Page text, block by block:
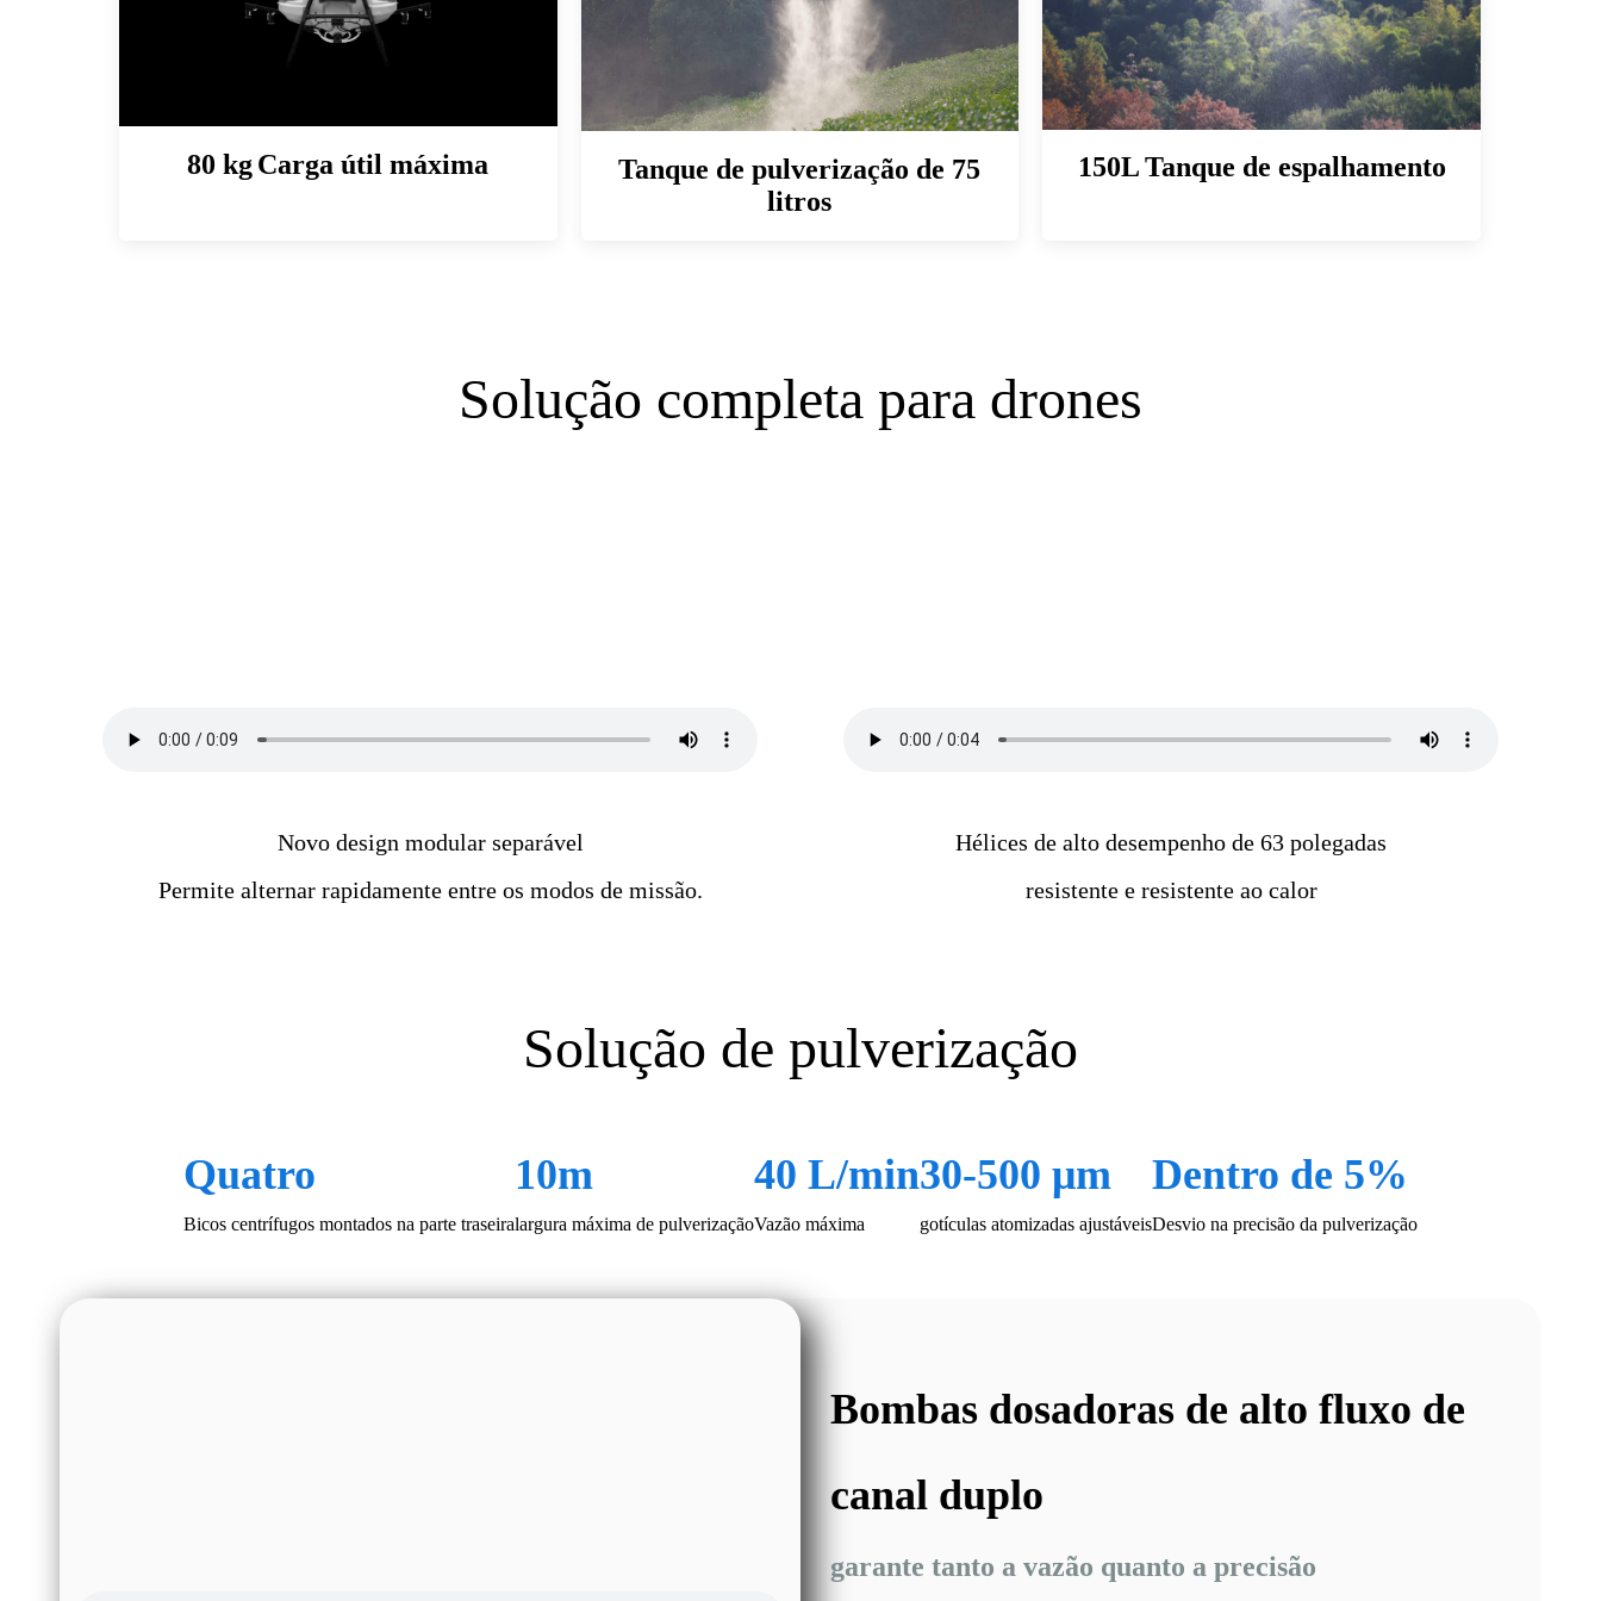
80 kgCarga útil máxima
Tanque de pulverização de 75
litros
150LTanque de espalhamento
Solução completa para drones
Novo design modular separável
Permite alternar rapidamente entre os modos de missão.
Hélices de alto desempenho de 63 polegadas
resistente e resistente ao calor
Solução de pulverização
Quatro
Bicos centrífugos montados na parte traseira
10m
largura máxima de pulverização
40 L/min
Vazão máxima
30-500 μm
gotículas atomizadas ajustáveis
Dentro de 5%
Desvio na precisão da pulverização
Bombas dosadoras de alto fluxo de
canal duplo
garante tanto a vazão quanto a precisão